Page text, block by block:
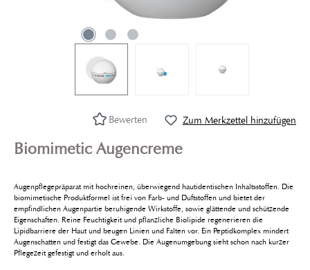
Zum Merkzettel hinzufügen
Bewerten
Biomimetic Augencreme
Augenpflegepräparat mit hochreinen, überwiegend hautidentischen Inhaltsstoffen. Die
biomimetische Produktformel ist frei von Farb- und Duftstoffen und bietet der
empfindlichen Augenpartie beruhigende Wirkstoffe, sowie glättende und schützende
Eigenschaften. Reine Feuchtigkeit und pflanzliche Biolipide regenerieren die
Lipidbarriere der Haut und beugen Linien und Falten vor. Ein Peptidkomplex mindert
Augenschatten und festigt das Gewebe. Die Augenumgebung sieht schon nach kurzer
Pflegezeit gefestigt und erholt aus.